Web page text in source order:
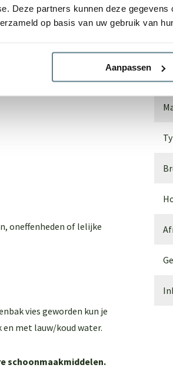
Deze partners kunnen deze
op basis van uw gebruik van
Aanpassen
Concrete en Antique
oneffenheden of lelijke
vies geworden kun je
met lauw/koud water.
schoonmaakmiddelen.